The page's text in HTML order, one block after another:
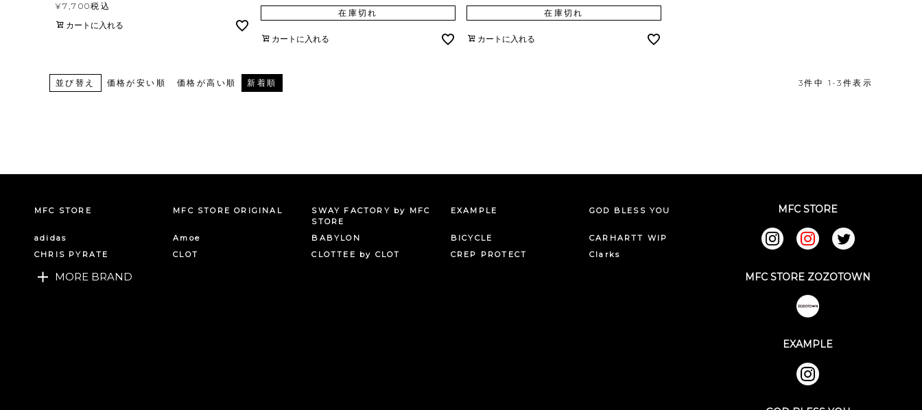
¥7,700税込
カートに入れる
在庫切れ
カートに入れる
在庫切れ
カートに入れる
並び替え 価格が安い順 価格が高い順 新着順 3件中 1 -3 件表示
MFC STORE MFC STORE ORIGINAL
SWAY FACTORY by MFC
STORE
EXAMPLE GOD BLESS YOU
adidas Amoe BABYLON BICYCLE
CARHARTT WIP
CHRIS PYRATE
CLOT CLOTTEE by CLOT CREP PROTECT Clarks
MORE BRAND
MFC STORE
MFC STORE ZOZOTOWN
EXAMPLE